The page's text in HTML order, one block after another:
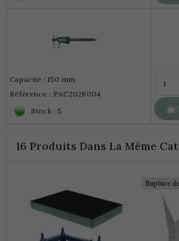
Capacité : 150 mm
Référence : PAC2026004
Stock : 5

16 Produits Dans La Même
Rupture